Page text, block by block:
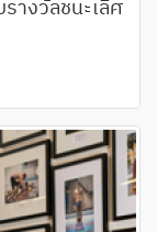
างวัลชนะเลิศ